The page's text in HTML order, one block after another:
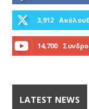
3,912
14,700
LATEST NEWS